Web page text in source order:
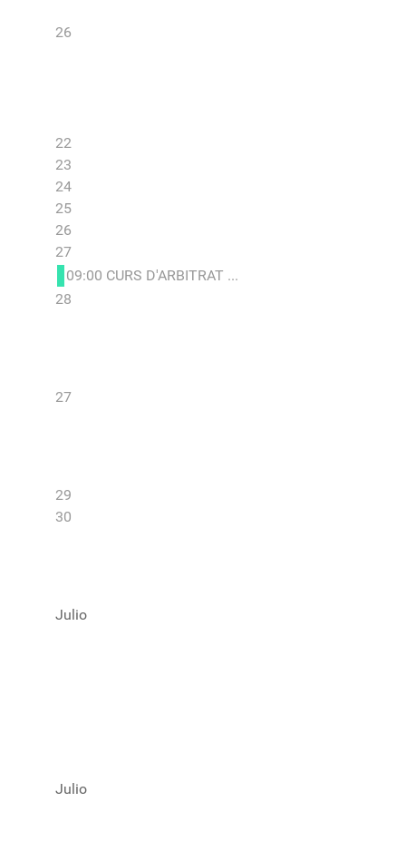
26
22
23
24
25
26
27
09:00 CURS D'ARBITRAT ...
28
27
29
30
Julio
Julio